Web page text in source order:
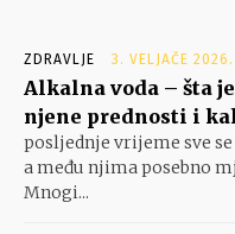
ZDRAVLJE 3. VELJAČE 2026.
Alkalna voda – šta
njene prednosti i
posljednje vrijeme sve
a među njima posebno
Mnogi...